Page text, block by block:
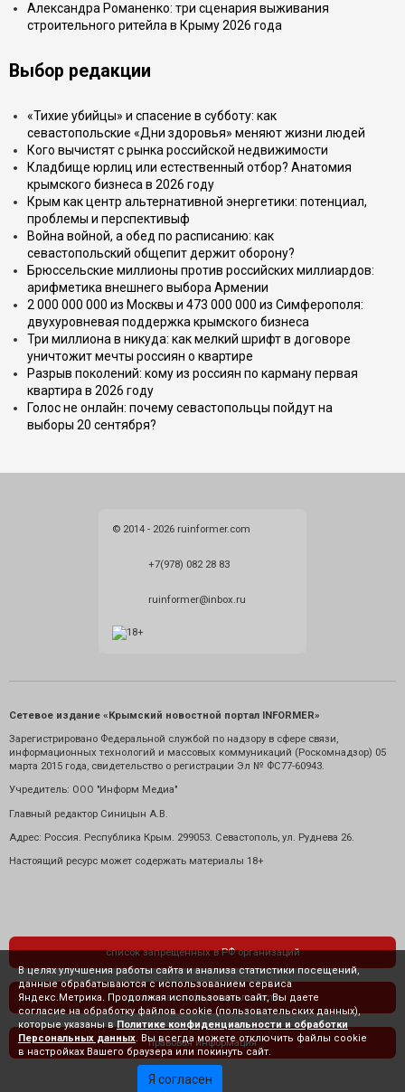
Александра Романенко: три сценария выживания
строительного ритейла в Крыму 2026 года
Выбор редакции
«Тихие убийцы» и спасение в субботу: как
севастопольские «Дни здоровья» меняют жизни людей
Кого вычистят с рынка российской недвижимости
Кладбище юрлиц или естественный отбор? Анатомия
крымского бизнеса в 2026 году
Крым как центр альтернативной энергетики: потенциал,
проблемы и перспективыф
Война войной, а обед по расписанию: как
севастопольский общепит держит оборону?
Брюссельские миллионы против российских миллиардов:
арифметика внешнего выбора Армении
2 000 000 000 из Москвы и 473 000 000 из Симферополя:
двухуровневая поддержка крымского бизнеса
Три миллиона в никуда: как мелкий шрифт в договоре
уничтожит мечты россиян о квартире
Разрыв поколений: кому из россиян по карману первая
квартира в 2026 году
Голос не онлайн: почему севастопольцы пойдут на
выборы 20 сентября?
© 2014 - 2026 ruinformer.com
+7(978) 082 28 83
ruinformer@inbox.ru
Сетевое издание «Крымский новостной портал INFORMER»
Зарегистрировано Федеральной службой по надзору в сфере связи,
информационных технологий и массовых коммуникаций (Роскомнадзор) 05
марта 2015 года, свидетельство о регистрации Эл № ФС77-60943.
Учредитель: ООО "Информ Медиа"
Главный редактор Синицын А.В.
Адрес: Россия. Республика Крым. 299053. Севастополь, ул. Руднева 26.
Настоящий ресурс может содержать материалы 18+
список запрещенных в РФ организаций
политика конфиденциальности
правовая информация
В целях улучшения работы сайта и анализа статистики посещений,
данные обрабатываются с использованием сервиса
Яндекс.Метрика. Продолжая использовать сайт, Вы даете
согласие на обработку файлов cookie (пользовательских данных),
которые указаны в Политике конфиденциальности и обработки
Персональных данных . Вы всегда можете отключить файлы cookie
в настройках Вашего браузера или покинуть сайт.
Я согласен